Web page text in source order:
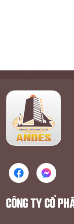
CÔNG TY CỔ